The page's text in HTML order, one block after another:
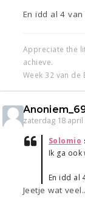
En idd al 4
Appreciate the
achieve.
Week 32 van
zaterdag 18 april
Solomio
Ik ga ook
En idd al
Jeetje wat veel..